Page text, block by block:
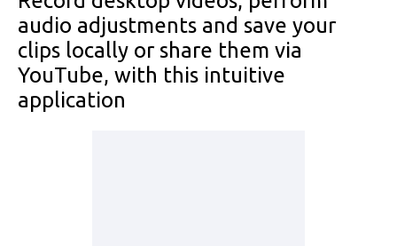
audio adjustments and save your
clips locally or share them via
YouTube, with this intuitive
application